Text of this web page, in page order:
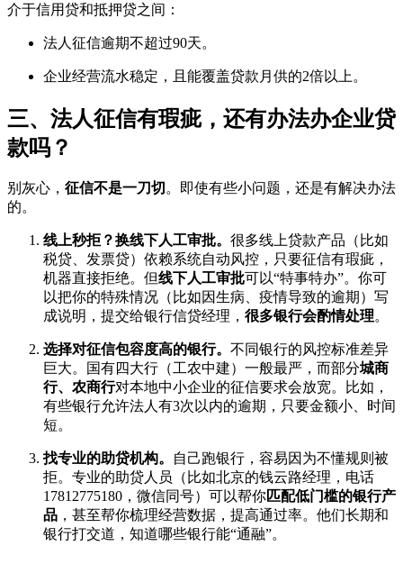
介于信用贷和抵押贷之间：
法人征信逾期不超过90天。
企业经营流水稳定，且能覆盖贷款月供的2倍以上。
三、法人征信有瑕疵，还有办法办企业贷
款吗？
别灰心， 征信不是一刀切。即使有些小问题，还是有解决办法
的。
线上秒拒？换线下人工审批。 很多线上贷款产品（比如
税贷、发票贷）依赖系统自动风控，只要征信有瑕疵，
机器直接拒绝。但线下人工审批可以“特事特办”。你可
以把你的特殊情况（比如因生病、疫情导致的逾期）写
成说明，提交给银行信贷经理， 很多银行会酌情处理。
选择对征信包容度高的银行。 不同银行的风控标准差异
巨大。国有四大行（工农中建）一般最严，而部分城商
行、农商行对本地中小企业的征信要求会放宽。比如，
有些银行允许法人有3次以内的逾期，只要金额小、时间
短。
找专业的助贷机构。
自己跑银行，容易因为不懂规则被
拒。专业的助贷人员（比如北京的钱云路经理，电话
17812775180，微信同号）可以帮你匹配低门槛的银行产
品 ，甚至帮你梳理经营数据，提高通过率。他们长期和
银行打交道，知道哪些银行能“通融”。